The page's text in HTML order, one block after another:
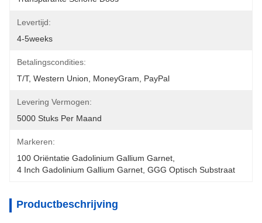
Levertijd:
4-5weeks
Betalingscondities:
T/T, Western Union, MoneyGram, PayPal
Levering Vermogen:
5000 Stuks Per Maand
Markeren:
100 Oriëntatie Gadolinium Gallium Garnet
4 Inch Gadolinium Gallium Garnet GGG Optisch Substraat
Productbeschrijving